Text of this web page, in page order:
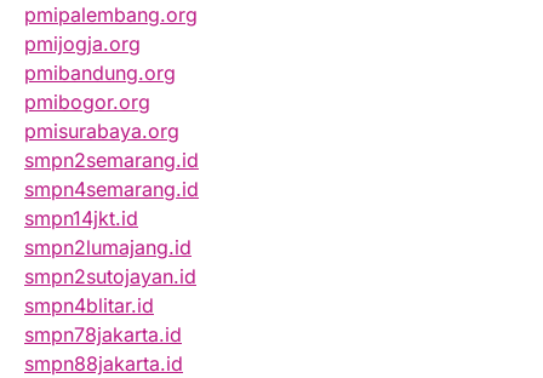
pmipalembang.org
pmijogja.org
pmibandung.org
pmibogor.org
pmisurabaya.org
smpn2semarang.id
smpn4semarang.id
smpn14jkt.id
smpn2lumajang.id
smpn2sutojayan.id
smpn4blitar.id
smpn78jakarta.id
smpn88jakarta.id